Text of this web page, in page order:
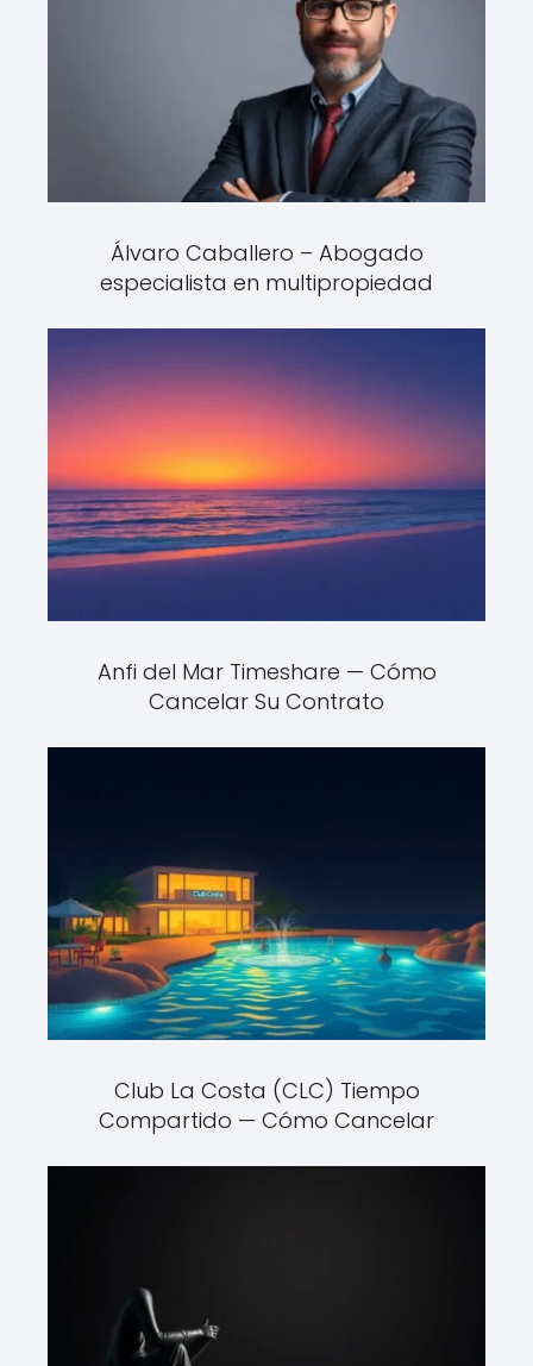
Álvaro Caballero – Abogado
especialista en multipropiedad
Anfi del Mar Timeshare — Cómo
Cancelar Su Contrato
Club La Costa (CLC) Tiempo
Compartido — Cómo Cancelar